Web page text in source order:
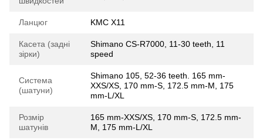
Ланцюг KMC X11
Касета (задні
зірки)
Shimano CS-R7000, 11-30 teeth, 11
speed
Система
(шатуни)
Shimano 105, 52-36 teeth. 165 mm-
XXS/XS, 170 mm-S, 172.5 mm-M, 175
mm-L/XL
Розмір
шатунів
165 mm-XXS/XS, 170 mm-S, 172.5 mm-
M, 175 mm-L/XL